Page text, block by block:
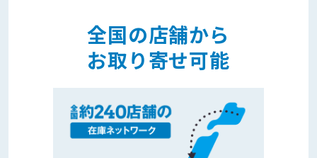
全国の店舗から
お取り寄せ可能